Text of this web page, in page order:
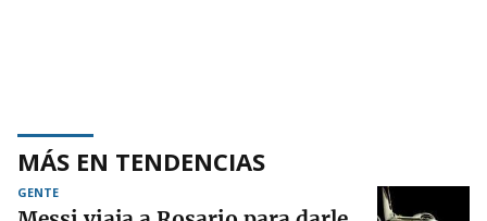
MÁS EN TENDENCIAS
GENTE